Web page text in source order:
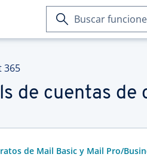
365
de cuentas de
de Mail Basic y Mail Pro/